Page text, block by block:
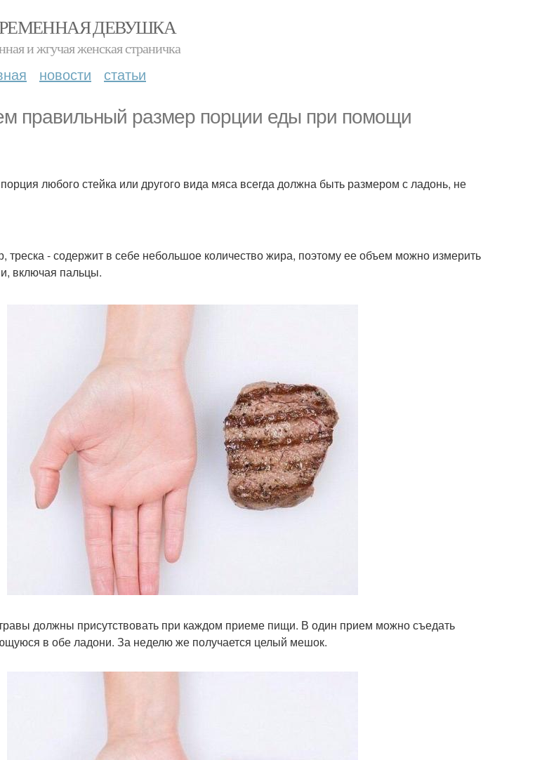
ДЕВУШКА
и жгучая женская страничка
новости статьи
правильный размер порции еды при помощи
любого стейка или другого вида мяса всегда должна быть размером с ладонь, не
треска - содержит в себе небольшое количество жира, поэтому ее объем можно измерить
включая пальцы.
должны присутствовать при каждом приеме пищи. В один прием можно съедать
в обе ладони. За неделю же получается целый мешок.